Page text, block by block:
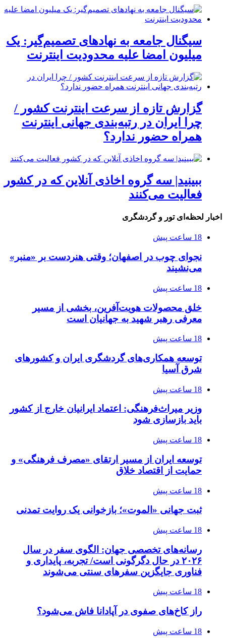
سیگنال جامعه به نهادهای تصمیم‌گیر: یک
میلیون امضا علیه محدودیت اینترنت
گزارش تازه از سرعت اینترنت کشور /
چرا ایران در رتبه‌بندی جهانی اینترنت
همراه حضور ندارد؟
ببینید| سه گروه اخاذی آنلاین که در کشور
فعالیت می‌کنند
اخبار لحظه‌ای تور و گردشگری
18 ساعت پیش
نجوای چوب در اصفهان؛ وقتی هنردست بر «منبر»
می‌نشیند
18 ساعت پیش
خلق محصولات هویت‌آفرین، بخشی از مسیر
معرفی رهبر شهید به جهانیان است
18 ساعت پیش
توسعه همکاری‌های گردشگری ایران و کشورهای
شرق آسیا
18 ساعت پیش
وزیر میراث‌فرهنگی: اعتماد ایرانیان خارج از کشور
باید بازسازی شود
18 ساعت پیش
توسعه ایران از مسیر ارتقای «مصرف فرهنگی» و
حمایت از اقتصاد خلاق
18 ساعت پیش
ثبت جهانی «الموت»؛ بازخوانی یک روایت تمدنی
18 ساعت پیش
رسانه‌های تخصصی جهان: الگوی سفر در سال
۲۰۲۶ در حال دگرگونی است/ تجربه، پایداری و
فناوری جایگزین سفرهای سنتی می‌شوند
18 ساعت پیش
راز کاخ‌های صفوی در آپادانا فاش می‌شود؟
18 ساعت پیش